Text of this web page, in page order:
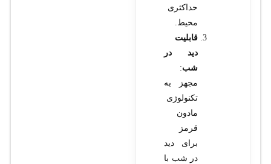
حداکثری
محیط.
قابلیت
دید در
شب:
مجهز به
تکنولوژی
مادون
قرمز
برای دید
در شب با